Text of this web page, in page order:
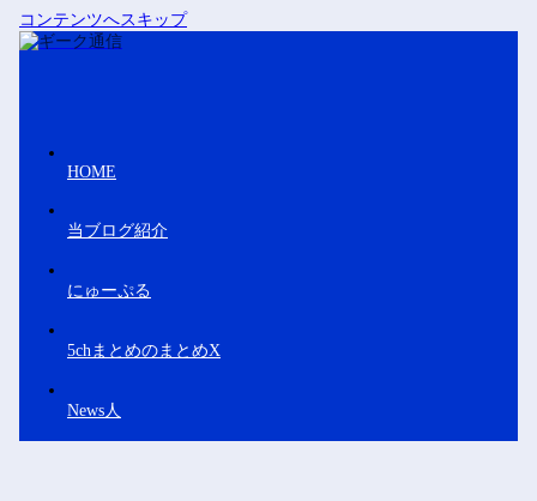
コンテンツへスキップ
HOME
当ブログ紹介
にゅーぷる
5chまとめのまとめX
News人